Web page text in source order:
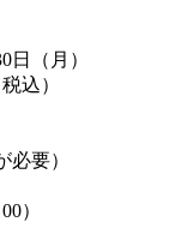
日（月）
込）
要）
）